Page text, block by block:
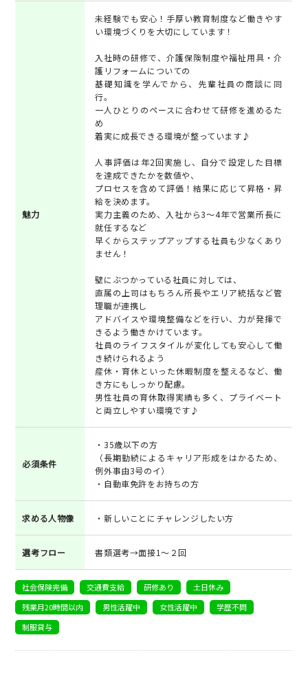
魅力
未経験でも安心！手厚い教育制度など働きやす
い環境づくりを大切にしています！
入社時の研修で、介護保険制度や福祉用具・介
護リフォームについての
基礎知識を学んでから、先輩社員の商談に同
行。
一人ひとりのペースに合わせて研修を進めるた
め
着実に成長できる環境が整っています♪
人事評価は年2回実施し、自分で設定した目標
を達成できたかを数値や、
プロセスを含めて評価！結果に応じて昇格・昇
給を決めます。
実力主義のため、入社から3～4年で営業所長に
就任するなど
早くからステップアップする社員も少なくあり
ません！
壁にぶつかっている社員に対しては、
直属の上司はもちろん所長やエリア統括など管
理職が連携し
アドバイスや環境整備などを行い、力が発揮で
きるよう働きかけています。
社員のライフスタイルが変化しても安心して働
き続けられるよう
産休・育休といった休暇制度を整えるなど、働
き方にもしっかり配慮。
男性社員の育休取得実績も多く、プライベート
と両立しやすい環境です♪
必須条件
・35歳以下の方
（長期勤続によるキャリア形成をはかるため、
例外事由3号のイ）
・自動車免許をお持ちの方
求める人物像 ・新しいことにチャレンジしたい方
選考フロー 書類選考→面接1～２回
社会保険完備 交通費支給 研修あり
土日休み
残業月20時間以内
男性活躍中 女性活躍中
学歴不問
制服貸与